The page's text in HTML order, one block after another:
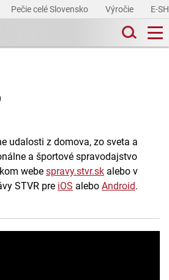
Pečie celé Slovensko Výročie E-
udalosti z domova, zo sveta a
a športové spravodajstvo
webe spravy.stvr.sk alebo v
STVR pre iOS alebo Android.